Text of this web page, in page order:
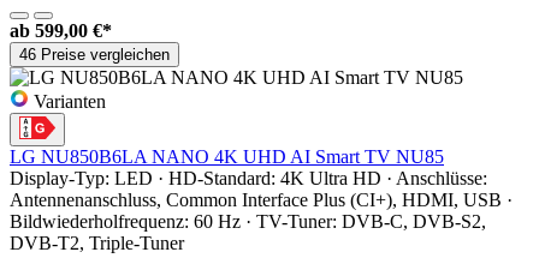
ab 599,00 €*
46 Preise vergleichen
Varianten
LG NU850B6LA NANO 4K UHD AI Smart TV NU85
Display-Typ: LED · HD-Standard: 4K Ultra HD · Anschlüsse:
Antennenanschluss, Common Interface Plus (CI+), HDMI, USB ·
Bildwiederholfrequenz: 60 Hz · TV-Tuner: DVB-C, DVB-S2,
DVB-T2, Triple-Tuner